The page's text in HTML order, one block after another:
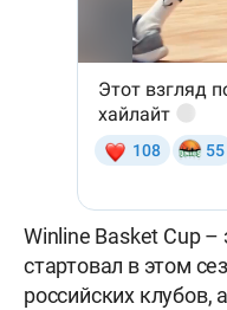
Winline Basket Cup
стартовал в этом
российских клубов,